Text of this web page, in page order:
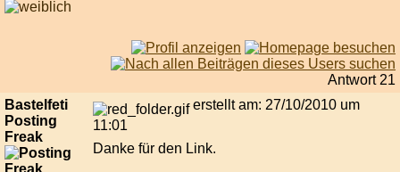
Antwort 21
Bastelfeti
Posting
Freak
erstellt am: 27/10/2010 um
11:01
Danke für den Link.